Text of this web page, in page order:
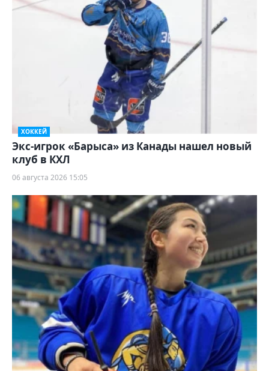
ХОККЕЙ
Экс-игрок «Барыса» из Канады нашел новый
клуб в КХЛ
06 августа 2026 15:05